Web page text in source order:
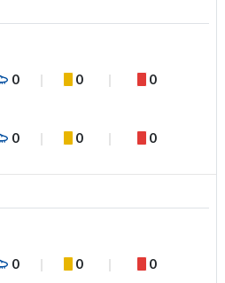
0 0 0
0 0 0
0 0 0